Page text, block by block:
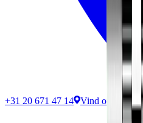
+31 20 671 47 14 Vind ons